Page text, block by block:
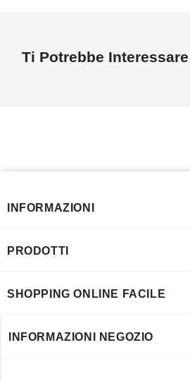
Ti Potrebbe
INFORMAZIONI
PRODOTTI
SHOPPING ONLINE FACILE
INFORMAZIONI NEGOZIO